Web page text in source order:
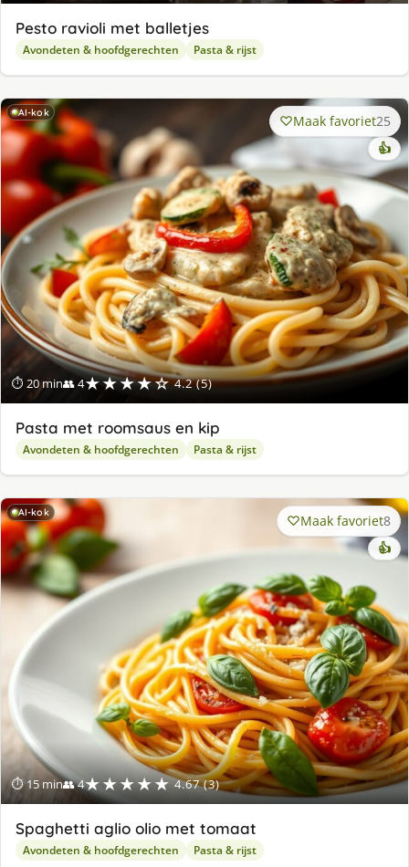
Pesto ravioli met balletjes
Avondeten & hoofdgerechten Pasta & rijst
AI-kok
⏱ 20 min👥 4★★★★☆ 4.2 (5)
Maak favoriet25
👍
Pasta met roomsaus en kip
Avondeten & hoofdgerechten Pasta & rijst
AI-kok
⏱ 15 min👥 4★★★★★ 4.67 (3)
Maak favoriet8
👍
Spaghetti aglio olio met tomaat
Avondeten & hoofdgerechten Pasta & rijst